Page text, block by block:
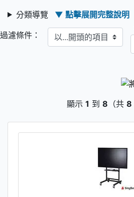
分類導覽
▼ 點擊展開完整說明
過濾條件： 以...開頭的項目
顯示 1 到 8 （共 8